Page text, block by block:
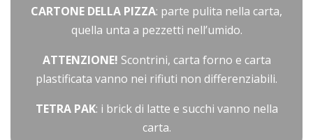
CARTONE DELLA PIZZA: parte pulita nella carta,
quella unta a pezzetti nell’umido.
ATTENZIONE! Scontrini, carta forno e carta
plastificata vanno nei rifiuti non differenziabili.
TETRA PAK: i brick di latte e succhi vanno nella
carta.